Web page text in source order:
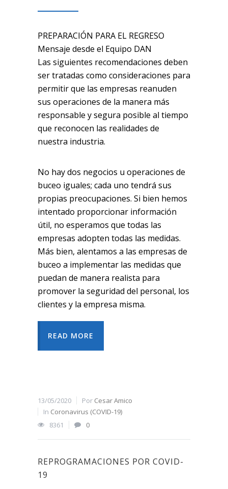
PREPARACIÓN PARA EL REGRESO
Mensaje desde el Equipo DAN
Las siguientes recomendaciones deben
ser tratadas como consideraciones para
permitir que las empresas reanuden
sus operaciones de la manera más
responsable y segura posible al tiempo
que reconocen las realidades de
nuestra industria.
No hay dos negocios u operaciones de
buceo iguales; cada uno tendrá sus
propias preocupaciones. Si bien hemos
intentado proporcionar información
útil, no esperamos que todas las
empresas adopten todas las medidas.
Más bien, alentamos a las empresas de
buceo a implementar las medidas que
puedan de manera realista para
promover la seguridad del personal, los
clientes y la empresa misma.
READ MORE
13/05/2020 Por Cesar Amico
In Coronavirus (COVID-19)
8361
0
REPROGRAMACIONES POR COVID-
19